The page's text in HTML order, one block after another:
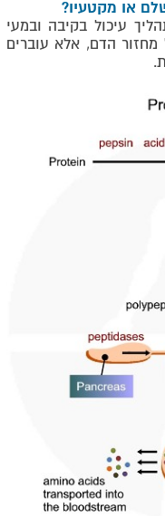
או מקטעיו?
עיכול בקיבה ובמעי
מחזור הדם, אלא עוברים